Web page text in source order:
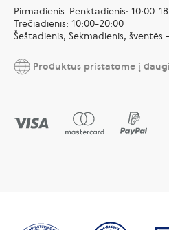
Pirmadienis-Penktadienis: 10:00-
Trečiadienis: 10:00-20:00
Šeštadienis, Sekmadienis, šventės
Produktus pristatome į